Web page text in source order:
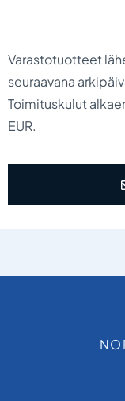
Varastotuotteet
seuraavana
Toimituskulut
EUR.